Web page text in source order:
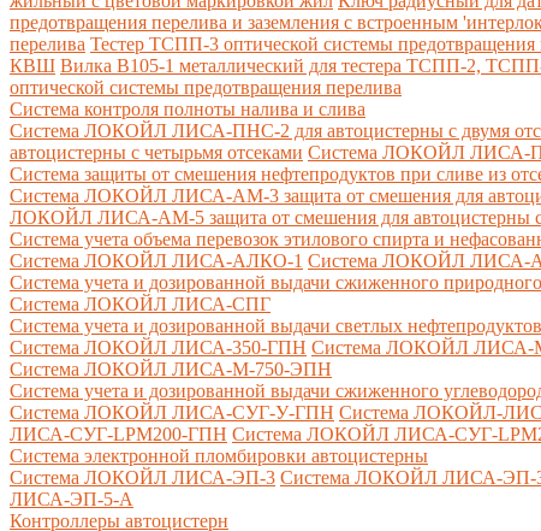
предотвращения перелива и заземления с встроенным
перелива Тестер ТСПП-3 оптической системы предотвращения
КВШ Вилка В105-1 металлический для тестера ТСПП-2,
оптической системы предотвращения перелива
Cистема контроля полноты налива и слива
Система ЛОКОЙЛ ЛИСА-ПНС-2 для автоцистерны с двумя
автоцистерны с четырьмя отсеками Система ЛОКОЙЛ ЛИСА-
Система защиты от смешения нефтепродуктов при сливе из
Система ЛОКОЙЛ ЛИСА-AM-3 защита от смешения для
ЛОКОЙЛ ЛИСА-AM-5 защита от смешения для автоцистерны с
Система учета объема перевозок этилового спирта и
Система ЛОКОЙЛ ЛИСА-AЛКО-1 Система ЛОКОЙЛ ЛИСА-
Система учета и дозированной выдачи сжиженного природного
Система ЛОКОЙЛ ЛИСА-СПГ
Система учета и дозированной выдачи светлых нефтепродуктов
Система ЛОКОЙЛ ЛИСА-350-ГПН Система ЛОКОЙЛ ЛИСА-
Система ЛОКОЙЛ ЛИСА-М-750-ЭПН
Система учета и дозированной выдачи сжиженного
Система ЛОКОЙЛ ЛИСА-СУГ-У-ГПН Система ЛОКОЙЛ-
ЛИСА-СУГ-LPM200-ГПН Система ЛОКОЙЛ ЛИСА-СУГ-
Система электронной пломбировки автоцистерны
Система ЛОКОЙЛ ЛИСА-ЭП-3 Система ЛОКОЙЛ ЛИСА-ЭП-
ЛИСА-ЭП-5-А
Контроллеры автоцистерн